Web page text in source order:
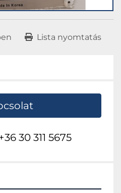
Lista nyomtatás
30 311 5675